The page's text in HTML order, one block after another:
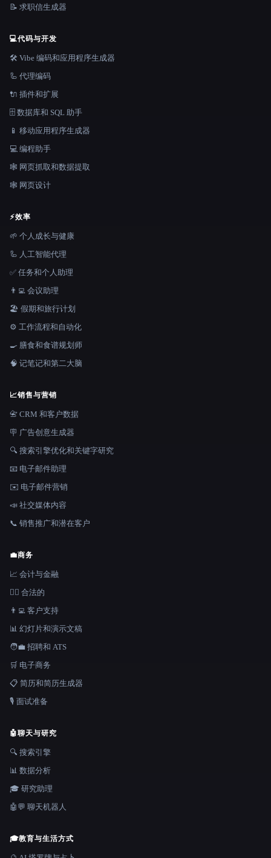
📝 求职信生成器
💻代码与开发
🛠️ Vibe 编码和应用程序生成器
🦾 代理编码
🔌 插件和扩展
🗄️ 数据库和 SQL 助手
📱 移动应用程序生成器
💻 编程助手
🕸️ 网页抓取和数据提取
🕸 网页设计
⚡效率
🌱 个人成长与健康
🦾 人工智能代理
✅ 任务和个人助理
👨‍💻 会议助理
🏖 假期和旅行计划
⚙️ 工作流程和自动化
🍳 膳食和食谱规划师
🧠 记笔记和第二大脑
📈销售与营销
📇 CRM 和客户数据
🪧 广告创意生成器
🔍 搜索引擎优化和关键字研究
📧 电子邮件助理
✉️ 电子邮件营销
📣 社交媒体内容
📞 销售推广和潜在客户
💼商务
📈 会计与金融
👩‍⚖️ 合法的
👨‍💻 客户支持
📊 幻灯片和演示文稿
🧑‍💼 招聘和 ATS
🛒 电子商务
📋 简历和简历生成器
🎙️ 面试准备
🤖聊天与研究
🔍 搜索引擎
📊 数据分析
🎓 研究助理
🤖💬 聊天机器人
🎓教育与生活方式